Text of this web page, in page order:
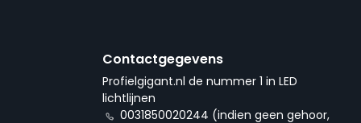
Contactgegevens
Profielgigant.nl de nummer 1 in LED
lichtlijnen
0031850020244 (indien geen gehoor,